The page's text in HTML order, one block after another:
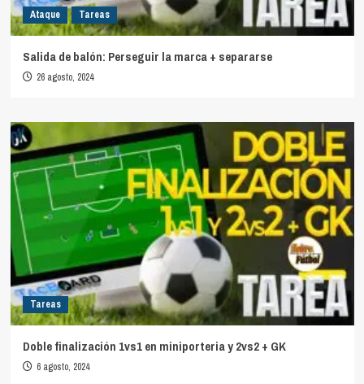
Ataque Tareas
Salida de balón: Perseguir la marca + separarse
26 agosto, 2024
Tareas
Doble finalización 1vs1 en miniporteria y 2vs2 + GK
6 agosto, 2024